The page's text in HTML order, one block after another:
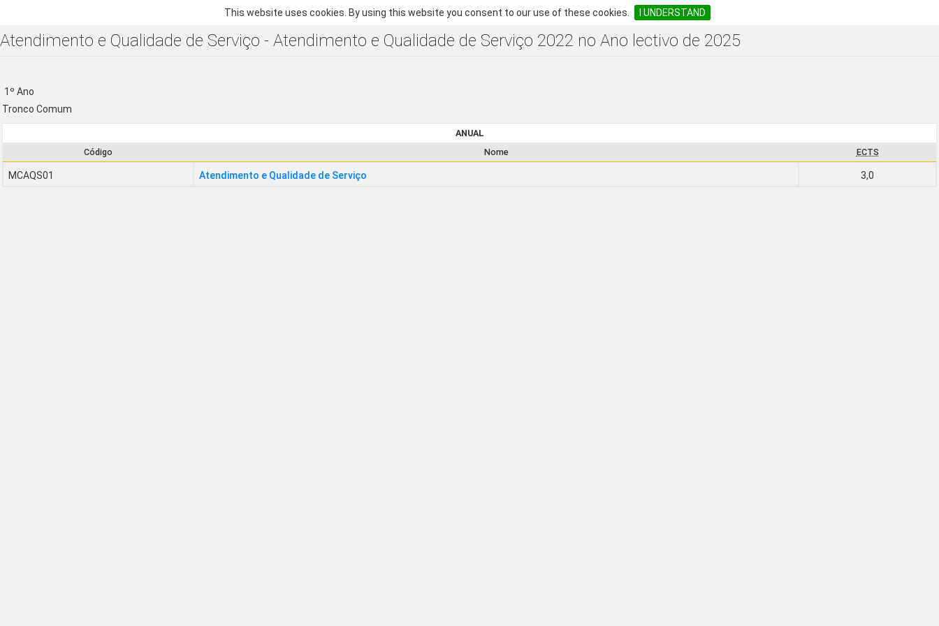
This website uses cookies. By using this website you consent to our use of these cookies. I UNDERSTAND
Atendimento e Qualidade de Serviço - Atendimento e Qualidade de Serviço 2022 no Ano lectivo de 2025
1º Ano
Tronco Comum
ANUAL
Código
Nome ECTS
MCAQS01 Atendimento e Qualidade de Serviço 3,0